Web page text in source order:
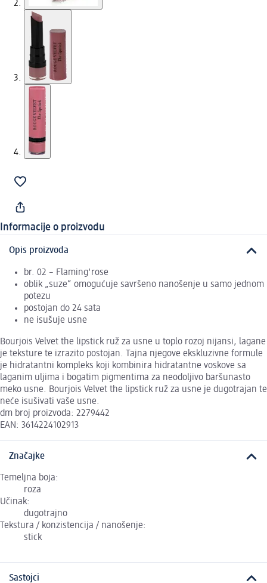
Informacije o proizvodu
Opis proizvoda
br. 02 – Flaming'rose
oblik „suze“ omogućuje savršeno nanošenje u samo jednom
potezu
postojan do 24 sata
ne isušuje usne
Bourjois Velvet the lipstick ruž za usne u toplo rozoj nijansi, lagane
je teksture te izrazito postojan. Tajna njegove ekskluzivne formule
je hidratantni kompleks koji kombinira hidratantne voskove sa
laganim uljima i bogatim pigmentima za neodoljivo baršunasto
meko usne. Bourjois Velvet the lipstick ruž za usne je dugotrajan te
neće isušivati vaše usne.
dm broj proizvoda: 2279442
EAN: 3614224102913
Značajke
Temeljna boja:
roza
Učinak:
dugotrajno
Tekstura / konzistencija / nanošenje:
stick
Sastojci